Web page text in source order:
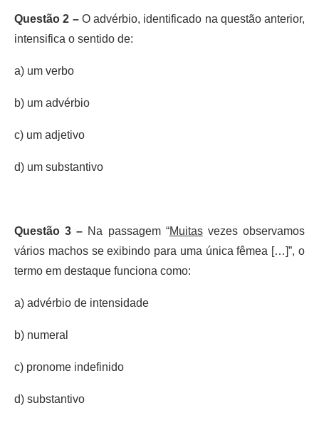
Questão 2 –O advérbio, identificado na questão anterior,
intensifica o sentido de:
a) um verbo
b) um advérbio
c) um adjetivo
d) um substantivo
Questão 3 – Na passagem “Muitasvezes observamos
vários machos se exibindo para uma única fêmea […]”, o
termo em destaque funciona como:
a) advérbio de intensidade
b) numeral
c) pronome indefinido
d) substantivo